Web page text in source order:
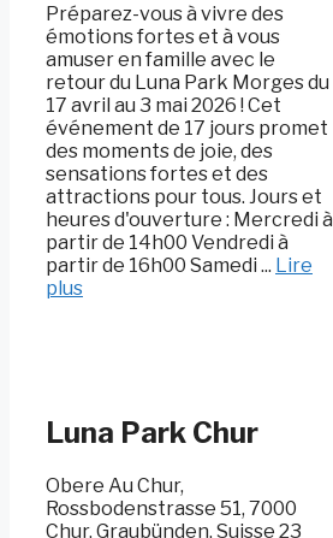
Préparez-vous à vivre des
émotions fortes et à vous
amuser en famille avec le
retour du Luna Park Morges du
17 avril au 3 mai 2026 ! Cet
événement de 17 jours promet
des moments de joie, des
sensations fortes et des
attractions pour tous. Jours et
heures d'ouverture : Mercredi à
partir de 14h00 Vendredi à
partir de 16h00 Samedi ... Lire
plus
Luna Park Chur
Obere Au Chur,
Rossbodenstrasse 51, 7000
Chur, Graubünden, Suisse 23